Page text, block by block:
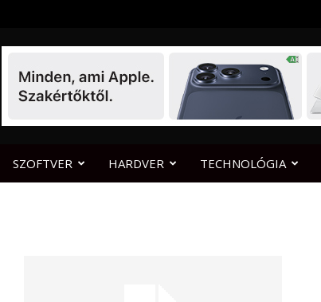
SZOFTVER HARDVER TECHNOLÓGIA